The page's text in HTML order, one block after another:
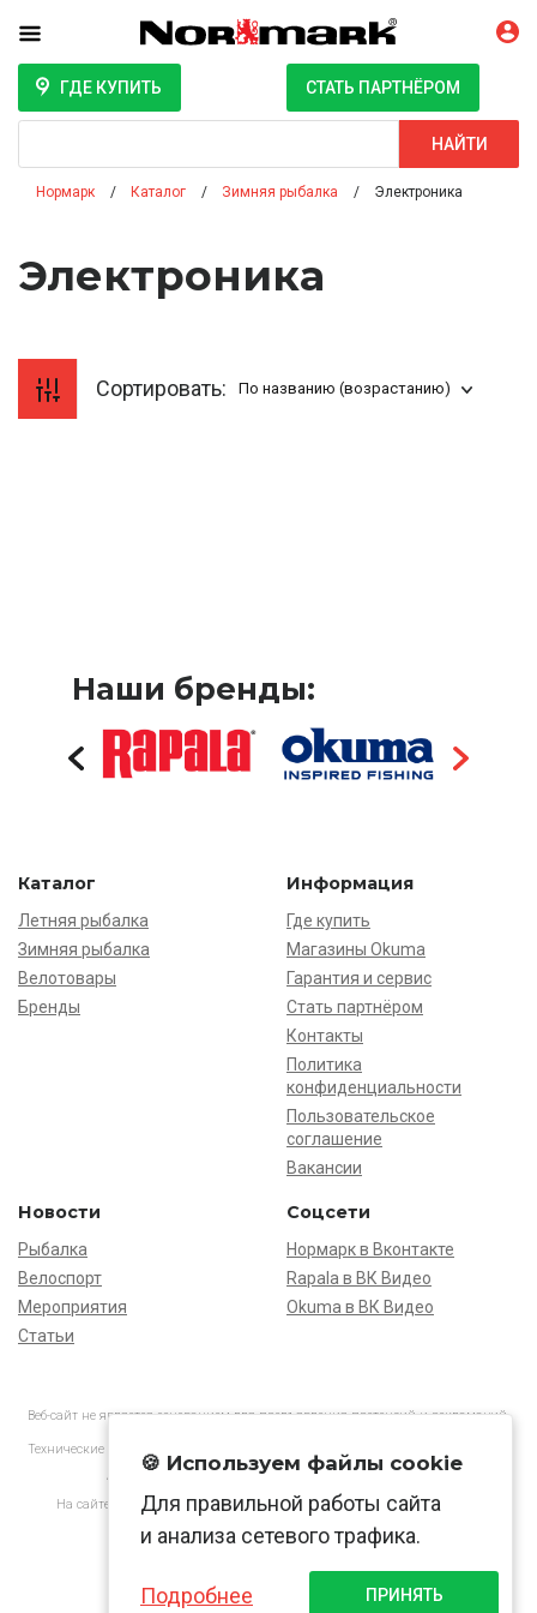
ГДЕ КУПИТЬ СТАТЬ ПАРТНЁРОМ
НАЙТИ
Нормарк Каталог Зимняя рыбалка Электроника
Электроника
Сортировать: По названию (возрастанию)
Наши бренды:
Каталог
Летняя рыбалка
Зимняя рыбалка
Велотовары
Бренды
Информация
Где купить
Магазины Okuma
Гарантия и сервис
Стать партнёром
Контакты
Политика
конфиденциальности
Пользовательское
соглашение
Вакансии
Новости
Рыбалка
Велоспорт
Мероприятия
Статьи
Соцсети
Нормарк в Вконтакте
Rapala в ВК Видео
Okuma в ВК Видео
Веб-сайт не является основанием для предъявления претензий и рекламаций,
Технические характеристики товаров могут отличаться от указанных на сайте.
АО «Нормарк» ИНН 7728172512 ОГРН 1037739603505
На сайте применяютсярекомендательные технологиив соответствии
🍪 Используем файлы cookie
Для правильной работы сайта
и анализа сетевого трафика.
Подробнее ПРИНЯТЬ